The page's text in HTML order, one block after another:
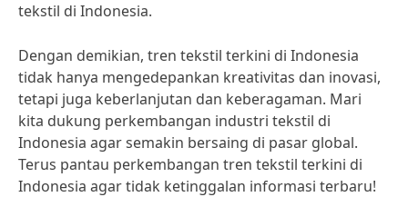
tekstil di Indonesia.
Dengan demikian, tren tekstil terkini di Indonesia
tidak hanya mengedepankan kreativitas dan inovasi,
tetapi juga keberlanjutan dan keberagaman. Mari
kita dukung perkembangan industri tekstil di
Indonesia agar semakin bersaing di pasar global.
Terus pantau perkembangan tren tekstil terkini di
Indonesia agar tidak ketinggalan informasi terbaru!